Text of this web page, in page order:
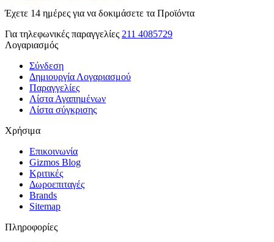
Έχετε 14 ημέρες για να δοκιμάσετε τα Προϊόντα
Για τηλεφωνικές παραγγελίες 211 4085729
Λογαριασμός
Σύνδεση
Δημιουργία Λογαριασμού
Παραγγελίες
Λίστα Αγαπημένων
Λίστα σύγκρισης
Χρήσιμα
Επικοινωνία
Gizmos Blog
Κριτικές
Δωροεπιταγές
Brands
Sitemap
Πληροφορίες